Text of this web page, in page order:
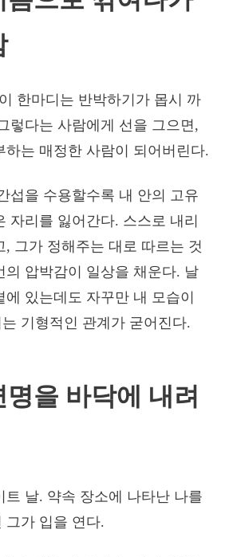
한마디는 반박하기가 몹시 까
렇다는 사람에게 선을 그으면,
하는 매정한 사람이 되어버린다.
섭을 수용할수록 내 안의 고유
자리를 잃어간다. 스스로 내리
, 그가 정해주는 대로 따르는 것
의 압박감이 일상을 채운다. 날
있는데도 자꾸만 내 모습이
기형적인 관계가 굳어진다.
을 바닥에 내려
트 날. 약속 장소에 나타난 나를
그가 입을 연다.